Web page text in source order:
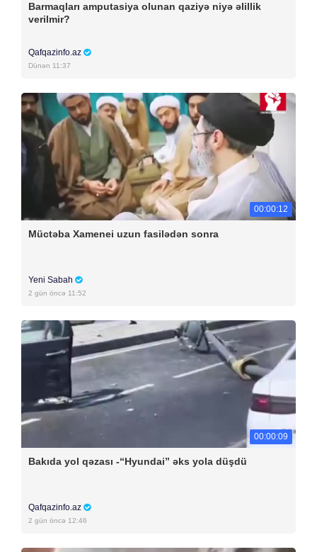
Barmaqları amputasiya olunan qaziyə niyə əlillik
verilmir?
Qafqazinfo.az
Dünən 11:37
00:00:12
Müctəba Xamenei uzun fasilədən sonra
Yeni Sabah
2 gün öncə 11:52
00:00:09
Bakıda yol qəzası -“Hyundai” əks yola düşdü
Qafqazinfo.az
2 gün öncə 12:46